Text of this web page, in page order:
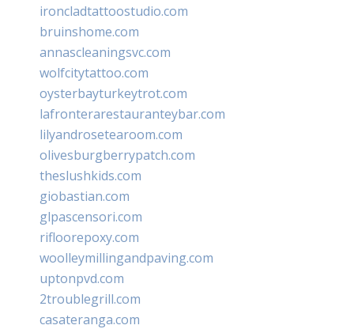
ironcladtattoostudio.com
bruinshome.com
annascleaningsvc.com
wolfcitytattoo.com
oysterbayturkeytrot.com
lafronterarestauranteybar.com
lilyandrosetearoom.com
olivesburgberrypatch.com
theslushkids.com
giobastian.com
glpascensori.com
rifloorepoxy.com
woolleymillingandpaving.com
uptonpvd.com
2troublegrill.com
casateranga.com